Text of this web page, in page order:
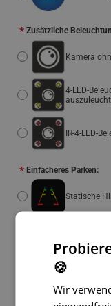
Zusätzliche
Kamera
4-LED-
IR-4-LED-
Einfacheres Parken:
Statische
Wir empfehlen außerdem:
WLAN-
(+39 €)
🍪
Wir